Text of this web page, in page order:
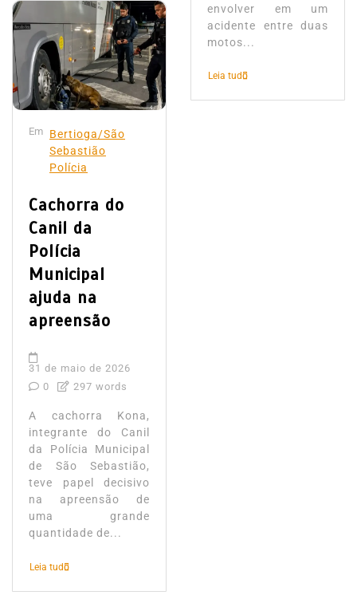
Em Bertioga/São
Sebastião
Polícia
Cachorra do
Canil da
Polícia
Municipal
ajuda na
apreensão
31 de maio de 2026
0
297 words
A cachorra Kona,
integrante do Canil
da Polícia Municipal
de São Sebastião,
teve papel decisivo
na apreensão de
uma grande
quantidade de...
Leia tudo
envolver em um
acidente entre duas
motos...
Leia tudo